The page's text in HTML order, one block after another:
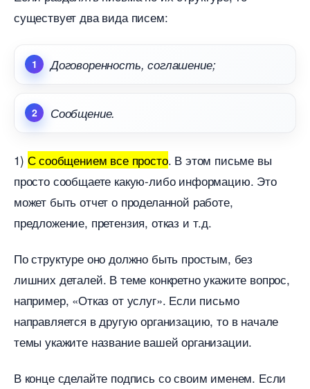
существует два вида писем:
Договоренность, соглашение;
Сообщение.
1) С сообщением все просто. В этом письме вы
просто сообщаете какую-либо информацию. Это
может быть отчет о проделанной работе,
предложение, претензия, отказ и т.д.
По структуре оно должно быть простым, без
лишних деталей. В теме конкретно укажите вопрос,
например, «Отказ от услуг». Если письмо
направляется в другую организацию, то в начале
темы укажите название вашей организации.
конце сделайте подпись со своим именем. Если